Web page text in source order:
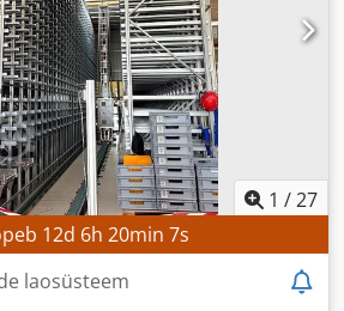
1 /27
12d 6h 20min 5s
laosüsteem